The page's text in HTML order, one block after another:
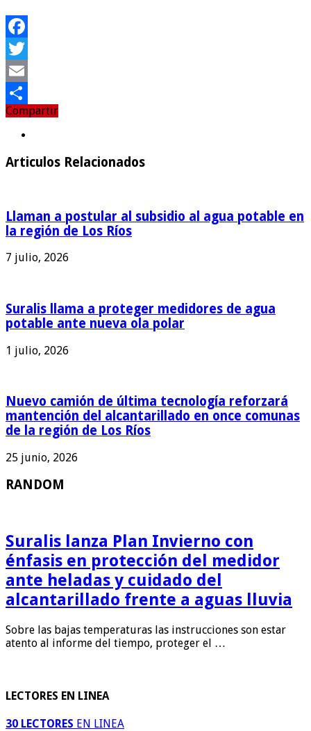
Facebook
Twitter
Email
Compartir
Compartir
Articulos Relacionados
Llaman a postular al subsidio al agua potable en
la región de Los Ríos
7 julio, 2026
Suralis llama a proteger medidores de agua
potable ante nueva ola polar
1 julio, 2026
Nuevo camión de última tecnología reforzará
mantención del alcantarillado en once comunas
de la región de Los Ríos
25 junio, 2026
RANDOM
Suralis lanza Plan Invierno con
énfasis en protección del medidor
ante heladas y cuidado del
alcantarillado frente a aguas lluvia
Sobre las bajas temperaturas las instrucciones son estar
atento al informe del tiempo, proteger el …
LECTORES EN LINEA
30 LECTORES EN LINEA